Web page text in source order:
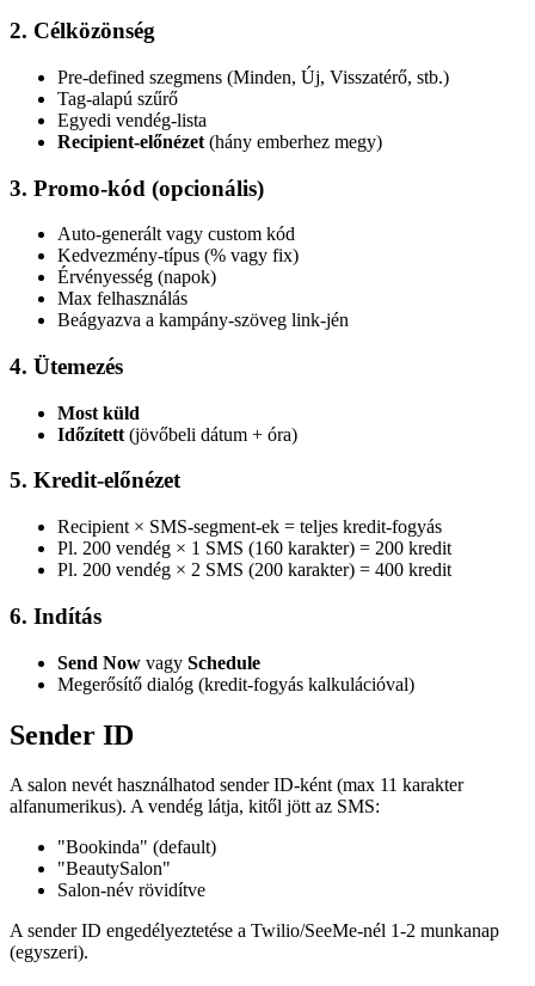
2. Célközönség
Pre-defined szegmens (Minden, Új, Visszatérő, stb.)
Tag-alapú szűrő
Egyedi vendég-lista
Recipient-előnézet (hány emberhez megy)
3. Promo-kód (opcionális)
Auto-generált vagy custom kód
Kedvezmény-típus (% vagy fix)
Érvényesség (napok)
Max felhasználás
Beágyazva a kampány-szöveg link-jén
4. Ütemezés
Most küld
Időzített (jövőbeli dátum + óra)
5. Kredit-előnézet
Recipient × SMS-segment-ek = teljes kredit-fogyás
Pl. 200 vendég × 1 SMS (160 karakter) = 200 kredit
Pl. 200 vendég × 2 SMS (200 karakter) = 400 kredit
6. Indítás
Send Now vagy Schedule
Megerősítő dialóg (kredit-fogyás kalkulációval)
Sender ID
A salon nevét használhatod sender ID-ként (max 11 karakter
alfanumerikus). A vendég látja, kitől jött az SMS:
"Bookinda" (default)
"BeautySalon"
Salon-név rövidítve
A sender ID engedélyeztetése a Twilio/SeeMe-nél 1-2 munkanap
(egyszeri).